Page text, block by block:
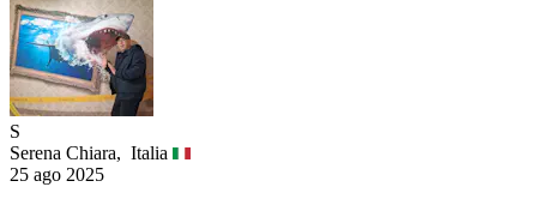
S
Serena Chiara, Italia
25 ago 2025